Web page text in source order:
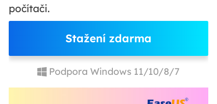
počítači.
Stažení zdarma
Podpora Windows 11/10/8/7